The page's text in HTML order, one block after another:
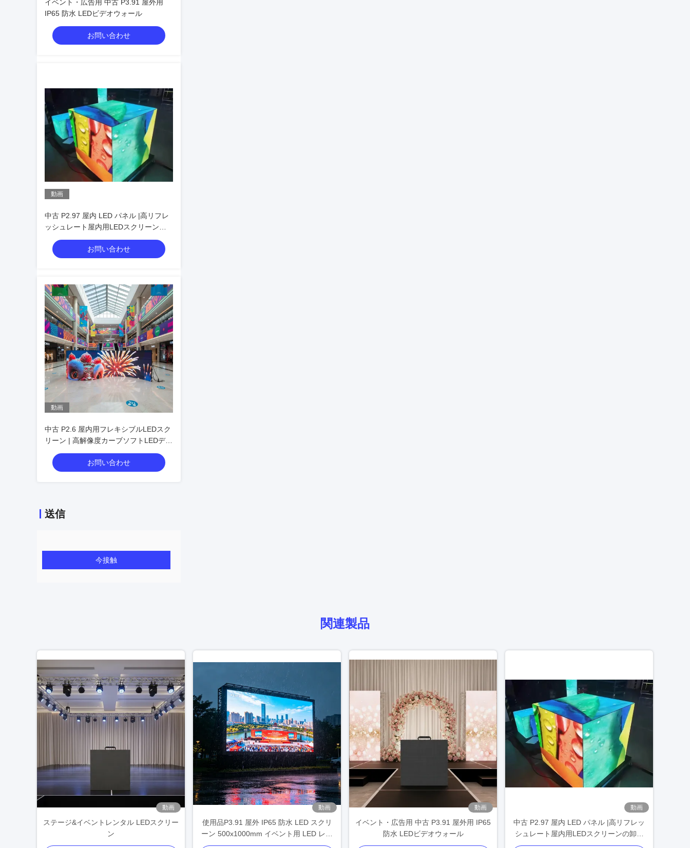
イベント・広告用 中古 P3.91 屋外用
IP65 防水 LEDビデオウォール
お問い合わせ
動画
中古 P2.97 屋内 LED パネル |高リフレ
ッシュレート屋内用LEDスクリーンの
卸売業者
お問い合わせ
動画
中古 P2.6 屋内用フレキシブルLEDスク
リーン | 高解像度カーブソフトLEDディ
スプレイ
お問い合わせ
送信
今接触
関連製品
動画
ステージ&イベントレンタル LEDスクリー
ン
動画
使用品P3.91 屋外 IP65 防水 LED スクリ
ーン 500x1000mm イベント用 LED レン
タル ビデオ ウォール
動画
イベント・広告用 中古 P3.91 屋外用 IP65
防水 LEDビデオウォール
動画
中古 P2.97 屋内 LED パネル |高リフレッ
シュレート屋内用LEDスクリーンの卸売
業者